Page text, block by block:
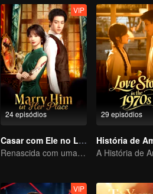
24 episódios
VIP
Casar com Ele no Lugar Dela
Renascida com uma Troca de Rostos, Casamento Arranjado, Amor Depois
29 episódios
VIP